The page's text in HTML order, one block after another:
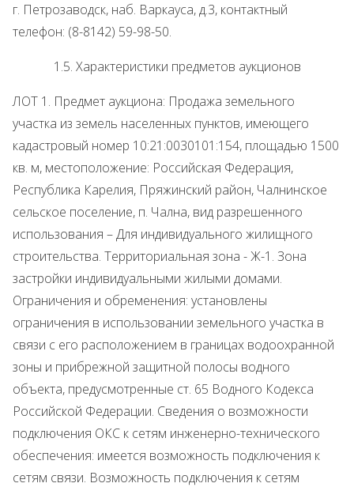
г. Петрозаводск, наб. Варкауса, д.3, контактный
телефон: (8-8142) 59-98-50.
1.5. Характеристики предметов аукционов
ЛОТ 1. Предмет аукциона: Продажа земельного
участка из земель населенных пунктов, имеющего
кадастровый номер 10:21:0030101:154, площадью 1500
кв. м, местоположение: Российская Федерация,
Республика Карелия, Пряжинский район, Чалнинское
сельское поселение, п. Чална, вид разрешенного
использования – Для индивидуального жилищного
строительства. Территориальная зона - Ж-1. Зона
застройки индивидуальными жилыми домами.
Ограничения и обременения: установлены
ограничения в использовании земельного участка в
связи с его расположением в границах водоохранной
зоны и прибрежной защитной полосы водного
объекта, предусмотренные ст. 65 Водного Кодекса
Российской Федерации. Сведения о возможности
подключения ОКС к сетям инженерно-технического
обеспечения: имеется возможность подключения к
сетям связи. Возможность подключения к сетям